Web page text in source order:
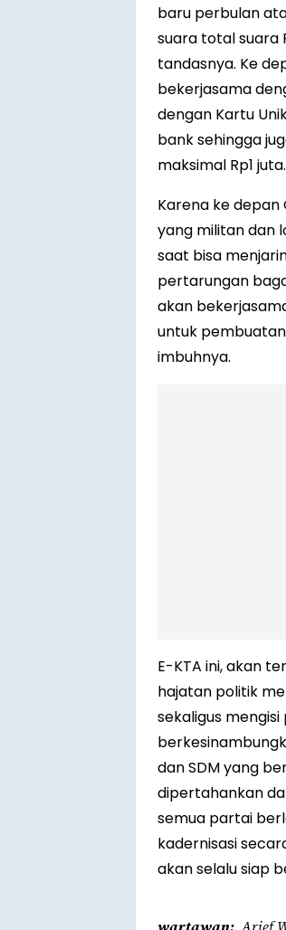
baru perbulan
suara total suara
tandasnya. Ke
bekerjasama
dengan Kartu
bank sehingga
maksimal Rp1 juta.
Karena ke
yang militan dan
saat bisa
pertarungan
akan
untuk
imbuhnya.
E-KTA ini, akan
hajatan politik
sekaligus
dan SDM yang
dipertahankan
semua partai
kadernisasi
akan selalu siap